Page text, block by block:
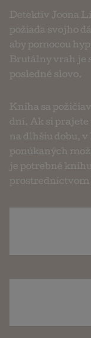
Detektív Joona
požiada svojho
aby pomocou
Brutálny vrah je
posledné slovo.
Kniha sa
dní. Ak si prajete
na dlhšiu dobu,
ponúkaných
je potrebné
prostredníctvom